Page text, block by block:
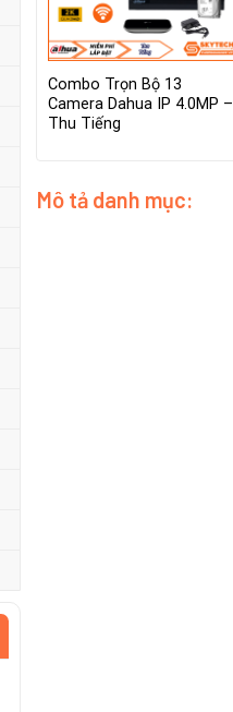
Combo Trọn Bộ 13
Camera Dahua IP 4.0MP –
Thu Tiếng
Mô tả danh mục: